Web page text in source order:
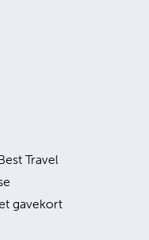
Travel
gavekort